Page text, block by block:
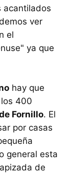
acantilados
ver
el
ya que
hay que
400
Fornillo. El
por casas
general esta
de